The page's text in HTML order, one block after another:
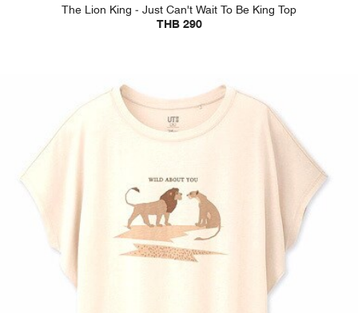
The Lion King - Just Can't Wait To Be King Top
THB 290